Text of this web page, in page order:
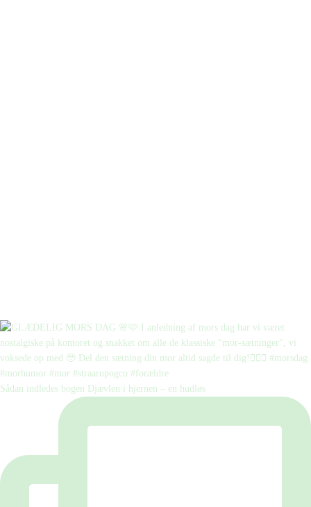
Sådan indledes bogen Djævlen i hjernen – en hudløs